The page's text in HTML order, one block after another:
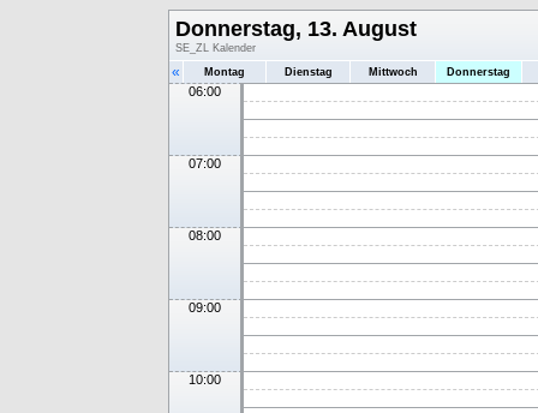
Donnerstag, 13. August
SE_ZL Kalender
« Montag Dienstag Mittwoch Donnerstag
06:00
07:00
08:00
09:00
10:00